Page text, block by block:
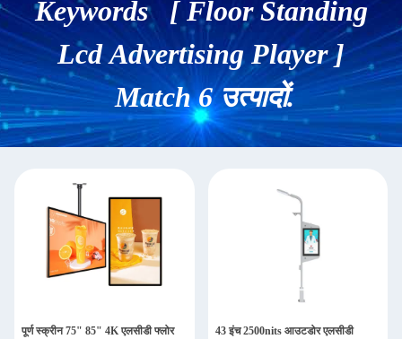
Keywords [ Floor Standing
Lcd Advertising Player ]
Match 6 उत्पादों.
पूर्ण स्क्रीन 75" 85" 4K एलसीडी फ्लोर
43 इंच 2500nits आउटडोर एलसीडी